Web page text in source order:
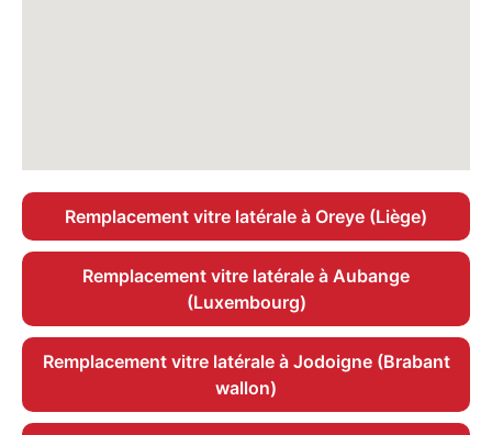
Remplacement vitre latérale à Oreye (Liège)
Remplacement vitre latérale à Aubange
(Luxembourg)
Remplacement vitre latérale à Jodoigne (Brabant
wallon)